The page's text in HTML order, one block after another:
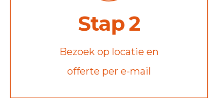
Stap 2
Bezoek op locatie en
offerte per e-mail